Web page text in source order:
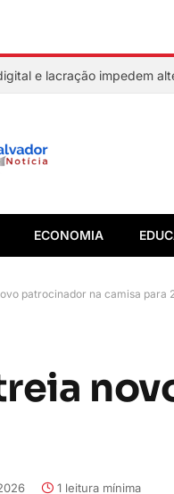
ECONOMIA
patrocinador na camisa para
1 leitura mínima